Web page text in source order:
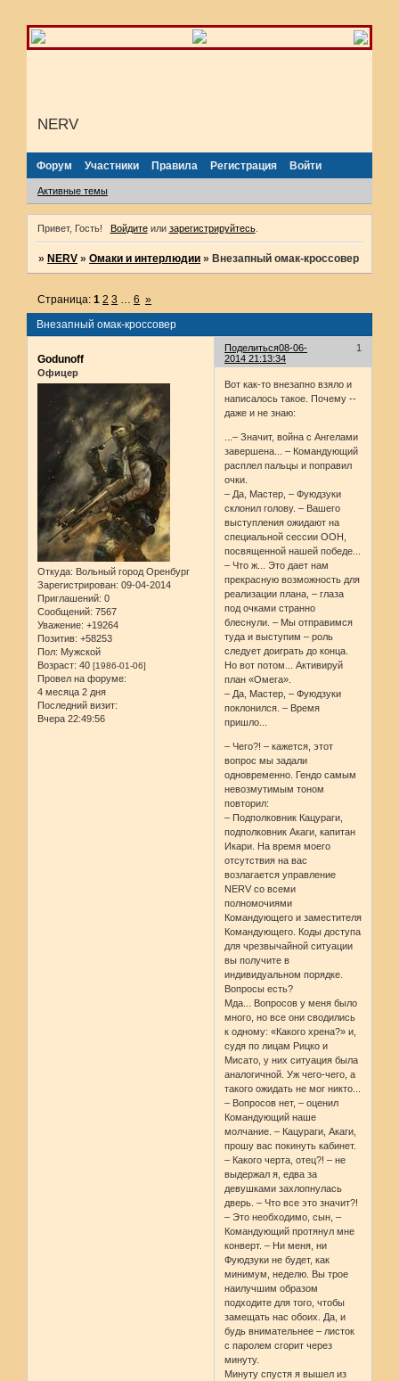
NERV
Форум Участники Правила Регистрация Войти
Активные темы
Привет, Гость! Войдитеили зарегистрируйтесь.
»NERV »Омаки и интерлюдии »Внезапный омак-кроссовер
Внезапный омак-кроссовер
Страница:1 2 3 … 6 »
Поделиться 1
08-06-
2014 21:13:34
Godunoff
Офицер
Откуда: Вольный город Оренбург
Зарегистрирован: 09-04-2014
Приглашений: 0
Сообщений: 7567
Уважение: +19264
Позитив: +58253
Пол: Мужской
Возраст: 40 [1986-01-06]
Провел на форуме:
4 месяца 2 дня
Последний визит:
Вчера 22:49:56
Вот как-то внезапно взяло и
написалось такое. Почему --
даже и не знаю:
...– Значит, война с Ангелами
завершена... – Командующий
расплел пальцы и поправил
очки.
– Да, Мастер, – Фуюдзуки
склонил голову. – Вашего
выступления ожидают на
специальной сессии ООН,
посвященной нашей победе...
– Что ж... Это дает нам
прекрасную возможность для
реализации плана, – глаза
под очками странно
блеснули. – Мы отправимся
туда и выступим – роль
следует доиграть до конца.
Но вот потом... Активируй
план «Омега».
– Да, Мастер, – Фуюдзуки
поклонился. – Время
пришло...
– Чего?! – кажется, этот
вопрос мы задали
одновременно. Гендо самым
невозмутимым тоном
повторил:
– Подполковник Кацураги,
подполковник Акаги, капитан
Икари. На время моего
отсутствия на вас
возлагается управление
NERV со всеми
полномочиями
Командующего и заместителя
Командующего. Коды доступа
для чрезвычайной ситуации
вы получите в
индивидуальном порядке.
Вопросы есть?
Мда... Вопросов у меня было
много, но все они сводились
к одному: «Какого хрена?» и,
судя по лицам Рицко и
Мисато, у них ситуация была
аналогичной. Уж чего-чего, а
такого ожидать не мог никто...
– Вопросов нет, – оценил
Командующий наше
молчание. – Кацураги, Акаги,
прошу вас покинуть кабинет.
– Какого черта, отец?! – не
выдержал я, едва за
девушками захлопнулась
дверь. – Что все это значит?!
– Это необходимо, сын, –
Командующий протянул мне
конверт. – Ни меня, ни
Фуюдзуки не будет, как
минимум, неделю. Вы трое
наилучшим образом
подходите для того, чтобы
замещать нас обоих. Да, и
будь внимательнее – листок
с паролем сгорит через
минуту.
Минуту спустя я вышел из